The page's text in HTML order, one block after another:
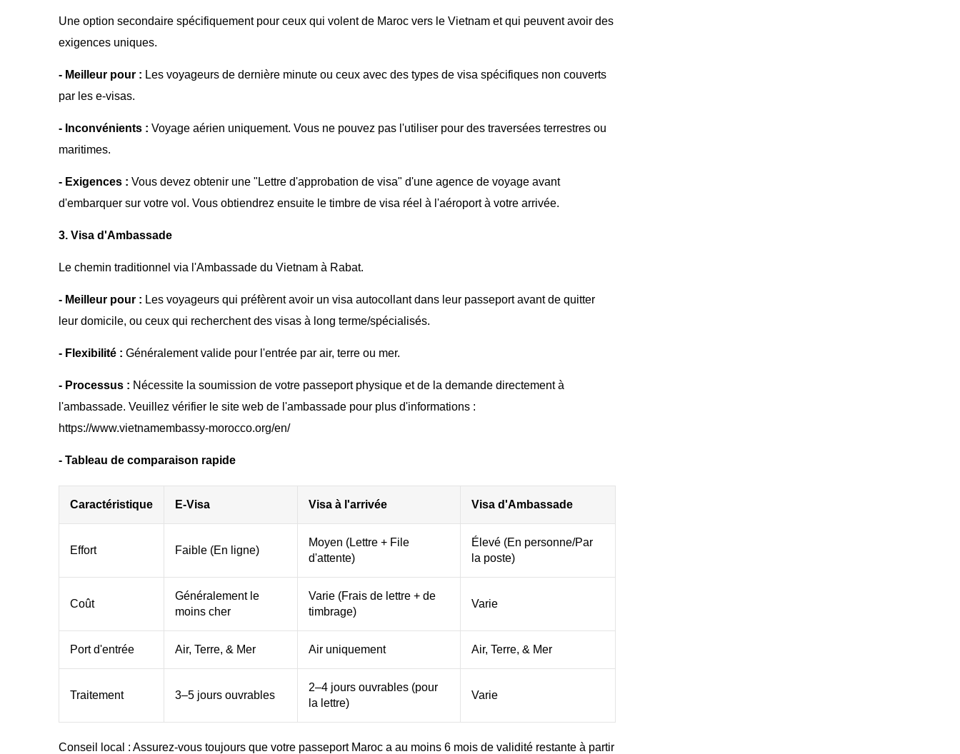
Une option secondaire spécifiquement pour ceux qui volent de Maroc vers le Vietnam et qui peuvent avoir des
exigences uniques.
- Meilleur pour : Les voyageurs de dernière minute ou ceux avec des types de visa spécifiques non couverts
par les e-visas.
- Inconvénients : Voyage aérien uniquement. Vous ne pouvez pas l'utiliser pour des traversées terrestres ou
maritimes.
- Exigences : Vous devez obtenir une "Lettre d'approbation de visa" d'une agence de voyage avant
d'embarquer sur votre vol. Vous obtiendrez ensuite le timbre de visa réel à l'aéroport à votre arrivée.
3. Visa d'Ambassade
Le chemin traditionnel via l'Ambassade du Vietnam à Rabat.
- Meilleur pour : Les voyageurs qui préfèrent avoir un visa autocollant dans leur passeport avant de quitter
leur domicile, ou ceux qui recherchent des visas à long terme/spécialisés.
- Flexibilité : Généralement valide pour l'entrée par air, terre ou mer.
- Processus : Nécessite la soumission de votre passeport physique et de la demande directement à
l'ambassade. Veuillez vérifier le site web de l'ambassade pour plus d'informations :
https://www.vietnamembassy-morocco.org/en/
- Tableau de comparaison rapide
Caractéristique E-Visa Visa à l'arrivée Visa d'Ambassade
Effort Faible (En ligne)
Moyen (Lettre + File
d'attente)
Élevé (En personne/Par
la poste)
Coût
Généralement le
moins cher
Varie (Frais de lettre + de
timbrage)
Varie
Port d'entrée Air, Terre, & Mer Air uniquement Air, Terre, & Mer
Traitement 3–5 jours ouvrables
2–4 jours ouvrables (pour
la lettre)
Varie
Conseil local : Assurez-vous toujours que votre passeport Maroc a au moins 6 mois de validité restante à partir